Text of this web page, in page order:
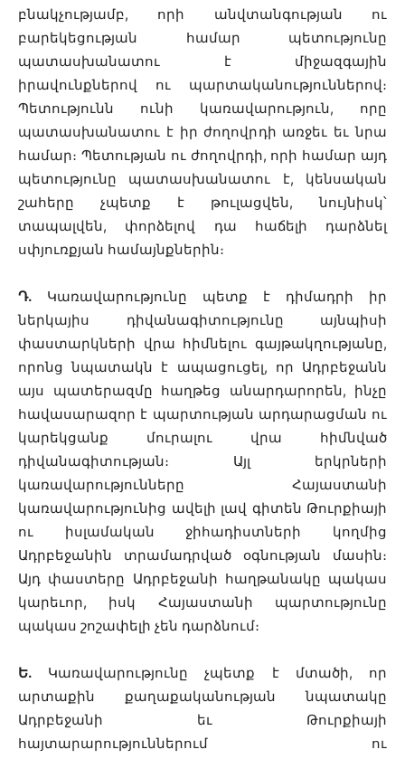
բնակչությամբ, որի անվտանգության ու
բարեկեցության համար պետությունը
պատասխանատու է միջազգային
իրավունքներով ու պարտականություններով։
Պետությունն ունի կառավարություն, որը
պատասխանատու է իր ժողովրդի առջեւ եւ նրա
համար։ Պետության ու ժողովրդի, որի համար այդ
պետությունը պատասխանատու է, կենսական
շահերը չպետք է թուլացվեն, նույնիսկ՝
տապալվեն, փորձելով դա հաճելի դարձնել
սփյուռքյան համայնքներին։
Դ. Կառավարությունը պետք է դիմադրի իր
ներկայիս դիվանագիտությունը այնպիսի
փաստարկների վրա հիմնելու գայթակղությանը,
որոնց նպատակն է ապացուցել, որ Ադրբեջանն
այս պատերազմը հաղթեց անարդարորեն, ինչը
հավասարազոր է պարտության արդարացման ու
կարեկցանք մուրալու վրա հիմնված
դիվանագիտության։ Այլ երկրների
կառավարությունները Հայաստանի
կառավարությունից ավելի լավ գիտեն Թուրքիայի
ու իսլամական ջիհադիստների կողմից
Ադրբեջանին տրամադրված օգնության մասին։
Այդ փաստերը Ադրբեջանի հաղթանակը պակաս
կարեւոր, իսկ Հայաստանի պարտությունը
պակաս շոշափելի չեն դարձնում։
Ե. Կառավարությունը չպետք է մտածի, որ
արտաքին քաղաքականության նպատակը
Ադրբեջանի եւ Թուրքիայի
հայտարարություններում ու